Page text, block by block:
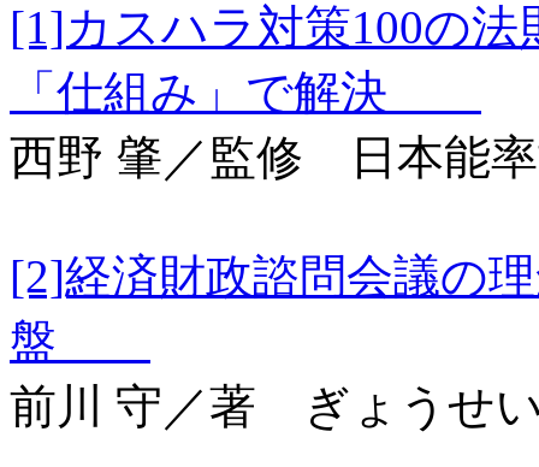
[1]カスハラ対策100の
「仕組み」で解決
西野 肇／監修 日本能
[2]経済財政諮問会議
盤
前川 守／著 ぎょうせ